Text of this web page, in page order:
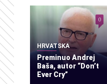
HRVATSKA
Preminuo Andrej
Baša, autor “Don’t
Ever Cry”
0